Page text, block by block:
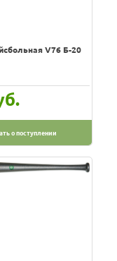
V76 Б-20
о поступлении